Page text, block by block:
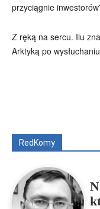
przyciągnie
Z ręką na sercu. Ilu
Arktyką po
RedKomy